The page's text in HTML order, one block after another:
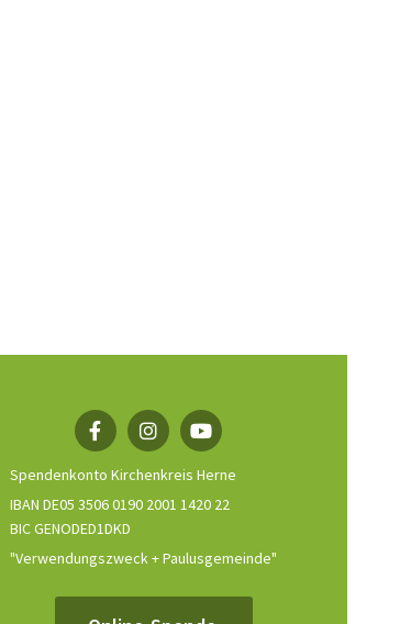
Spendenkonto Kirchenkreis Herne
IBAN DE05 3506 0190 2001 1420 22
BIC GENODED1DKD
"Verwendungszweck + Paulusgemeinde"